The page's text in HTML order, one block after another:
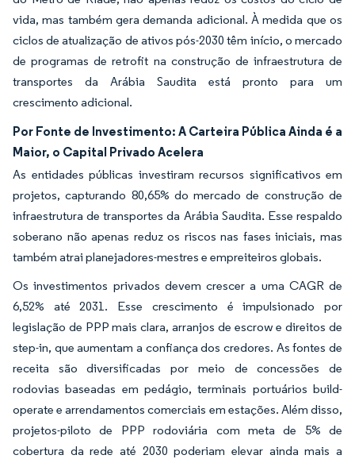
vida, mas também gera demanda adicional. À medida que os
ciclos de atualização de ativos pós-2030 têm início, o mercado
de programas de retrofit na construção de infraestrutura de
transportes da Arábia Saudita está pronto para um
crescimento adicional.
Por Fonte de Investimento: A Carteira Pública Ainda é a
Maior, o Capital Privado Acelera
As entidades públicas investiram recursos significativos em
projetos, capturando 80,65% do mercado de construção de
infraestrutura de transportes da Arábia Saudita. Esse respaldo
soberano não apenas reduz os riscos nas fases iniciais, mas
também atrai planejadores-mestres e empreiteiros globais.
Os investimentos privados devem crescer a uma CAGR de
6,52% até 2031. Esse crescimento é impulsionado por
legislação de PPP mais clara, arranjos de escrow e direitos de
step-in, que aumentam a confiança dos credores. As fontes de
receita são diversificadas por meio de concessões de
rodovias baseadas em pedágio, terminais portuários build-
operate e arrendamentos comerciais em estações. Além disso,
projetos-piloto de PPP rodoviária com meta de 5% de
cobertura da rede até 2030 poderiam elevar ainda mais a